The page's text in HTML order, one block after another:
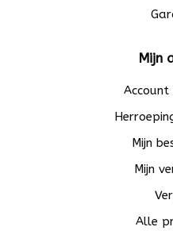
Mijn
Mijn
Mijn
Alle